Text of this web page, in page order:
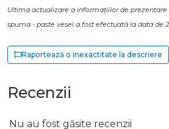
Ultima actualizare a informațiilor de
spuma - paste vesel a fost efectuată la data de
Raportează o inexactitate la descriere
Recenzii
Nu au fost găsite recenzii